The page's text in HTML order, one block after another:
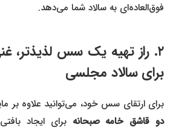
فوق‌العاده‌ای به سالاد شما می‌دهد.
۲. راز تهیه یک سس لذیذتر،
برای سالاد مجلسی
برای ارتقای سس خود، می‌توانید علاوه بر
دو قاشق خامه صبحانهبرای ایجاد بافتی